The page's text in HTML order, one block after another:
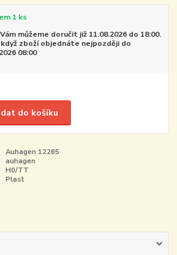
1 ks
můžeme doručit již 11.08.2026 do 18:00.
zboží objednáte nejpozději do
08:00
do košíku
Auhagen 12265
auhagen
H0/TT
Plast